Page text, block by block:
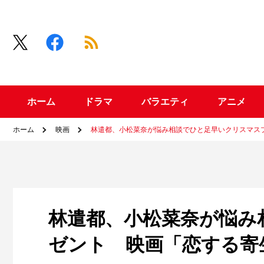
ホーム ドラマ バラエティ アニメ
ホーム 映画 林遣都、小松菜奈が悩み相談でひと足早いクリスマ
林遣都、小松菜奈が悩
ゼント 映画「恋する寄